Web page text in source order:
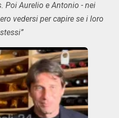
Poi Aurelio e Antonio - nei
vedersi per capire se i loro